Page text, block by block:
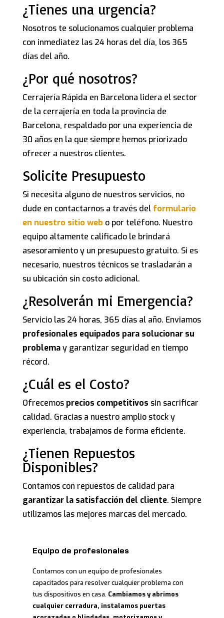
¿Tienes una urgencia?
Nosotros te solucionamos cualquier problema
con inmediatez las 24 horas del día, los 365
días del año.
¿Por qué nosotros?
Cerrajería Rápida en Barcelona lidera el sector
de la cerrajería en toda la provincia de
Barcelona, respaldado por una experiencia de
30 años en la que siempre hemos priorizado
ofrecer a nuestros clientes.
Solicite Presupuesto
Si necesita alguno de nuestros servicios, no
dude en contactarnos a través del formulario
en nuestro sitio web o por teléfono. Nuestro
equipo altamente calificado le brindará
asesoramiento y un presupuesto gratuito. Si es
necesario, nuestros técnicos se trasladarán a
su ubicación sin costo adicional.
¿Resolverán mi Emergencia?
Servicio las 24 horas, 365 días al año. Enviamos
profesionales equipados para solucionar su
problemay garantizar seguridad en tiempo
récord.
¿Cuál es el Costo?
Ofrecemos precios competitivos sin sacrificar
calidad. Gracias a nuestro amplio stock y
experiencia, trabajamos de forma eficiente.
¿Tienen Repuestos
Disponibles?
Contamos con repuestos de calidad para
garantizar la satisfacción del cliente. Siempre
utilizamos las mejores marcas del mercado.
Equipo de profesionales
Contamos con un equipo de profesionales
capacitados para resolver cualquier problema con
tus dispositivos en casa. Cambiamos y abrimos
cualquier cerradura, instalamos puertas